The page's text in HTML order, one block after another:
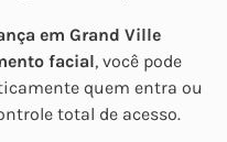
em Grand Ville
facial, você pode
quem entra ou
total de acesso.